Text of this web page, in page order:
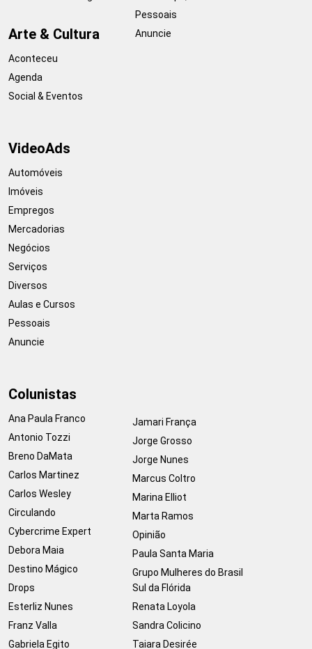
Arte & Cultura
Aconteceu
Agenda
Social & Eventos
Pessoais
Anuncie
VideoAds
Automóveis
Imóveis
Empregos
Mercadorias
Negócios
Serviços
Diversos
Aulas e Cursos
Pessoais
Anuncie
Colunistas
Ana Paula Franco
Antonio Tozzi
Breno DaMata
Carlos Martinez
Carlos Wesley
Circulando
Cybercrime Expert
Debora Maia
Destino Mágico
Drops
Esterliz Nunes
Franz Valla
Gabriela Egito
Jamari França
Jorge Grosso
Jorge Nunes
Marcus Coltro
Marina Elliot
Marta Ramos
Opinião
Paula Santa Maria
Grupo Mulheres do Brasil
Sul da Flórida
Renata Loyola
Sandra Colicino
Taiara Desirée